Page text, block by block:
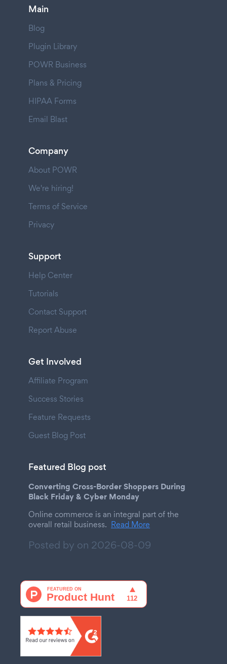
Main
Blog
Plugin Library
POWR Business
Plans & Pricing
HIPAA Forms
Email Blast
Company
About POWR
We're hiring!
Terms of Service
Privacy
Support
Help Center
Tutorials
Contact Support
Report Abuse
Get Involved
Affiliate Program
Success Stories
Feature Requests
Guest Blog Post
Featured Blog post
Converting Cross-Border Shoppers During
Black Friday & Cyber Monday
Online commerce is an integral part of the
overall retail business. Read More
Posted by on 2026-08-09